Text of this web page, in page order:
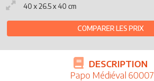
40 x 26.5 x 40 cm
COMPARER LES PRIX
DESCRIPTION
Papo Médiéval 60007